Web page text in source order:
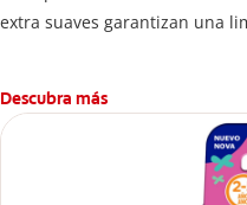
extra suaves garantizan una
Descubra más